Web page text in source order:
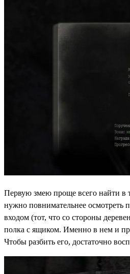
Первую змею проще всего найти в
нужно повнимательнее осмотреть
входом (тот, что со стороны
полка с ящиком. Именно в нем и
Чтобы разбить его, достаточно